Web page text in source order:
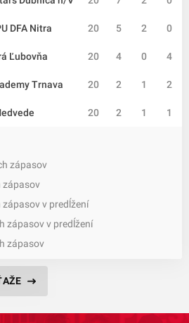
DFA Nitra 20 5 2 0
Ľubovňa 20 4 0 4
Trnava 20 2 1 2
20 2 1 1
zápasov
zápasov
v predĺžení
zápasov v predĺžení
zápasov